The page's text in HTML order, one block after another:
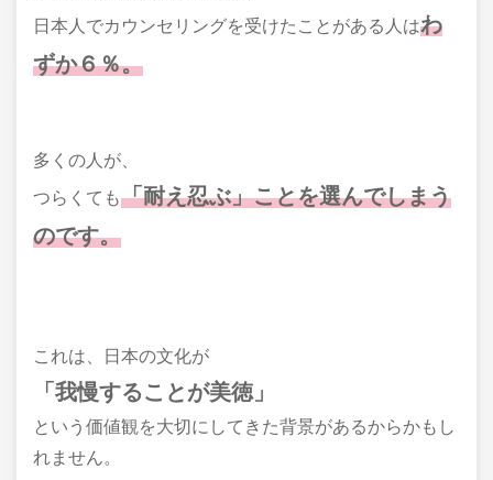
日本人でカウンセリングを受けたことがある人はわ
ずか６％。
多くの人が、
つらくても「耐え忍ぶ」ことを選んでしまう
のです。
これは、日本の文化が
「我慢することが美徳」
という価値観を大切にしてきた背景があるからかもし
れません。